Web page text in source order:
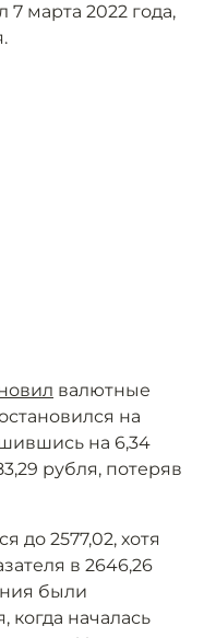
7 марта 2022 года,
валютные
на
на 6,34
рубля, потеряв
до 2577,02, хотя
в 2646,26
были
началась